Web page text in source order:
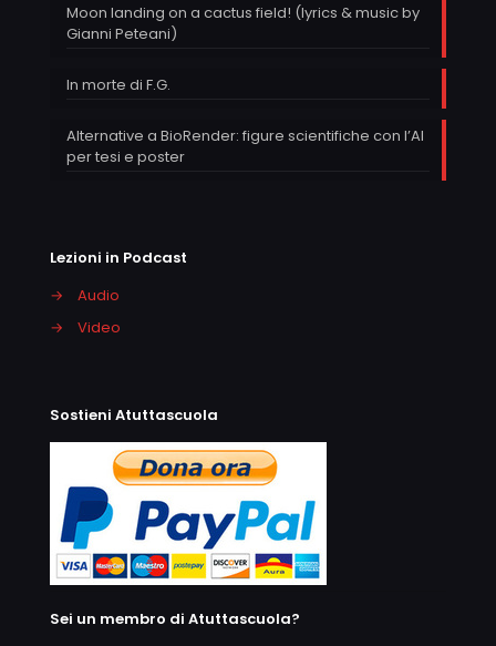
Moon landing on a cactus field! (lyrics & music by
Gianni Peteani)
In morte di F.G.
Alternative a BioRender: figure scientifiche con l’AI
per tesi e poster
Lezioni in Podcast
→
Audio
→
Video
Sostieni Atuttascuola
Sei un membro di Atuttascuola?